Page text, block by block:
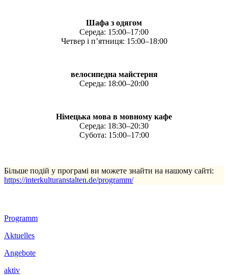
Шафа з одягом
Середа: 15:00–17:00
Четвер і п’ятниця: 15:00–18:00
велосипедна майстерня
Середа: 18:00–20:00
Німецька мова в мовному кафе
Середа: 18:30–20:30
Субота: 15:00–17:00
Більше подій у програмі ви можете знайти на нашому сайті:
https://interkulturanstalten.de/programm/
Footer
Inhalt
Programm
Aktuelles
Angebote
aktiv